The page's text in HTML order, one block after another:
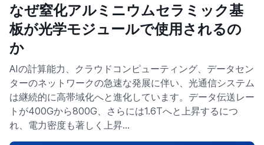
なぜ窒化アルミニウムセラミック基
板が光学モジュールで使用されるの
か
AIの計算能力、クラウドコンピューティング、データセン
ターのネットワークの急速な発展に伴い、光通信システム
は継続的に高帯域化へと進化しています。データ伝送レー
トが400Gから800G、さらには1.6Tへと上昇するにつ
れ、電力密度も著しく上昇…